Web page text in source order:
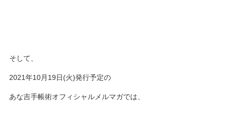
そして、
2021年10月19日(火)発行予定の
あな吉手帳術オフィシャルメルマガでは、